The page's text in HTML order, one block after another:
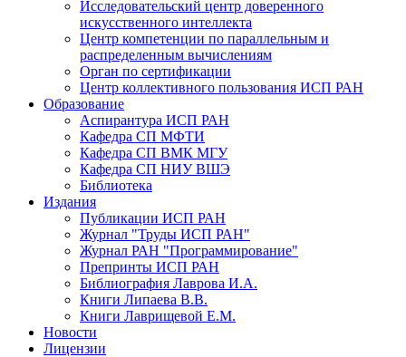
Исследовательский центр доверенного
искусственного интеллекта
Центр компетенции по параллельным и
распределенным вычислениям
Орган по сертификации
Центр коллективного пользования ИСП РАН
Образование
Аспирантура ИСП РАН
Кафедра СП МФТИ
Кафедра СП ВМК МГУ
Кафедра СП НИУ ВШЭ
Библиотека
Издания
Публикации ИСП РАН
Журнал "Труды ИСП РАН"
Журнал РАН "Программирование"
Препринты ИСП РАН
Библиография Лаврова И.А.
Книги Липаева В.В.
Книги Лаврищевой Е.М.
Новости
Лицензии